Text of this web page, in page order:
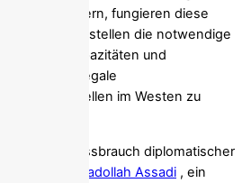
zu fördern, fungieren diese
Sie stellen die notwendige
und
bereit, um illegale
im Westen zu
für diesen Missbrauch diplomatischer
Assadollah Assadi , ein